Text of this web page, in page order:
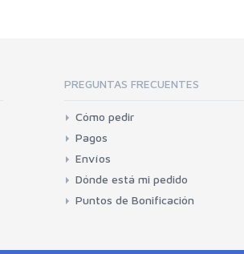
PREGUNTAS FRECUENTES
Cómo pedir
Pagos
Envíos
Dónde está mi pedido
Puntos de Bonificación